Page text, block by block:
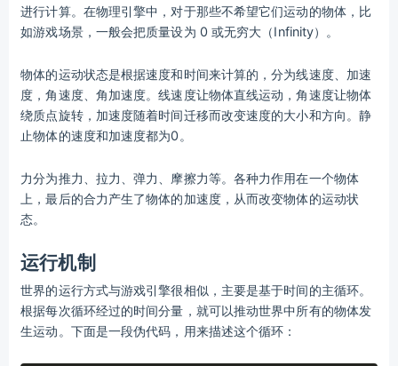
进行计算。在物理引擎中，对于那些不希望它们运动的物体，比
如游戏场景，一般会把质量设为 0 或无穷大（Infinity）。
物体的运动状态是根据速度和时间来计算的，分为线速度、加速
度，角速度、角加速度。线速度让物体直线运动，角速度让物体
绕质点旋转，加速度随着时间迁移而改变速度的大小和方向。静
止物体的速度和加速度都为0。
力分为推力、拉力、弹力、摩擦力等。各种力作用在一个物体
上，最后的合力产生了物体的加速度，从而改变物体的运动状
态。
运行机制
世界的运行方式与游戏引擎很相似，主要是基于时间的主循环。
根据每次循环经过的时间分量，就可以推动世界中所有的物体发
生运动。下面是一段伪代码，用来描述这个循环：